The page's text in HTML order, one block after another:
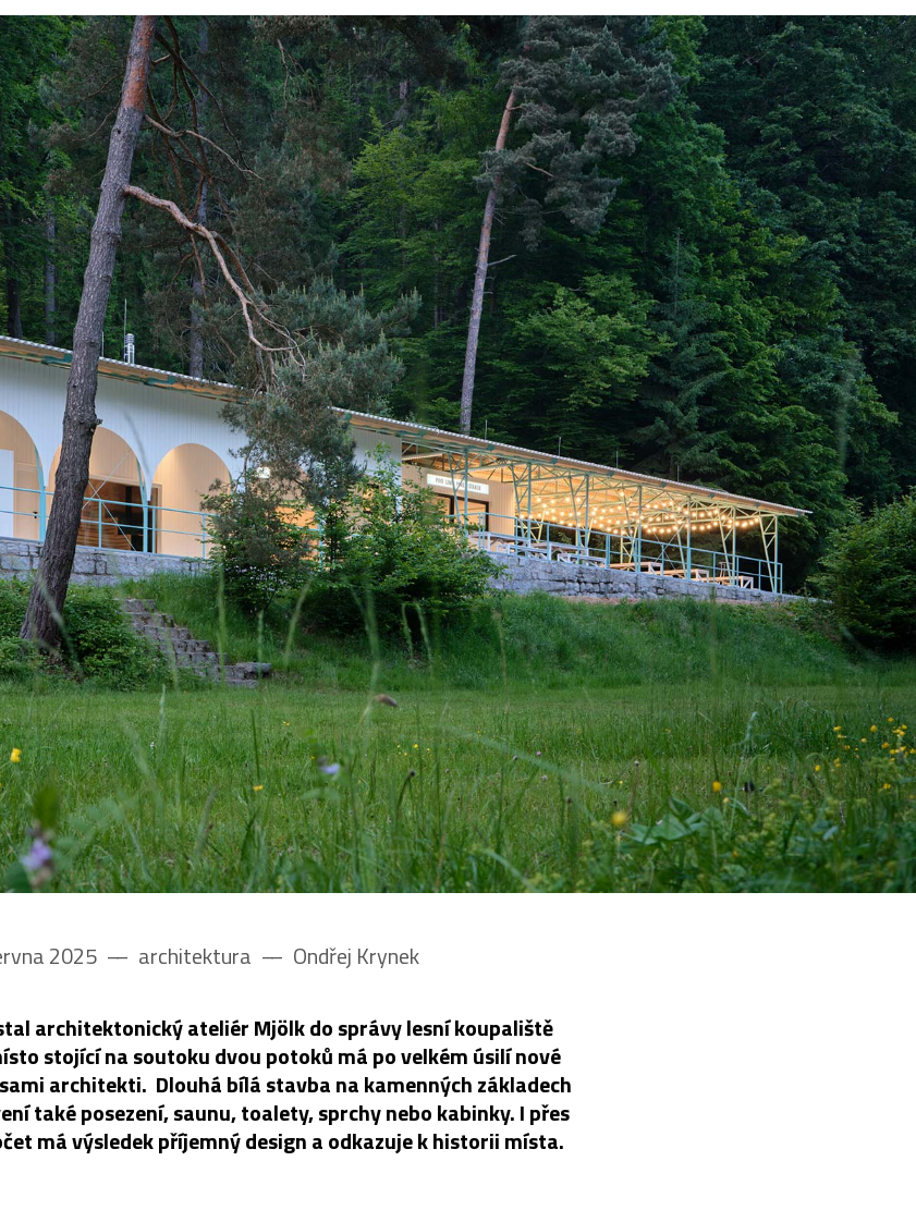
2025 –– architektura –– Ondřej Krynek
architektonický ateliér Mjölk do správy lesní koupaliště
stojící na soutoku dvou potoků má po velkém úsilí nové
architekti. Dlouhá bílá stavba na kamenných základech
také posezení, saunu, toalety, sprchy nebo kabinky. I přes
má výsledek příjemný design a odkazuje k historii místa.